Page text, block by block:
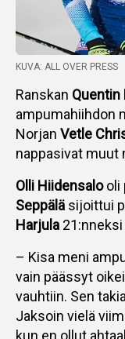
KUVA: ALL OVER PRESS
Ranskan Quentin
ampumahiihdon
Norjan Vetle
nappasivat muut
Olli Hiidensalooli
Seppälä sijoittui
Harjula 21:nneksi
– Kisa meni
vain päässyt
vauhtiin. Sen
Jaksoin vielä
kun en ollut